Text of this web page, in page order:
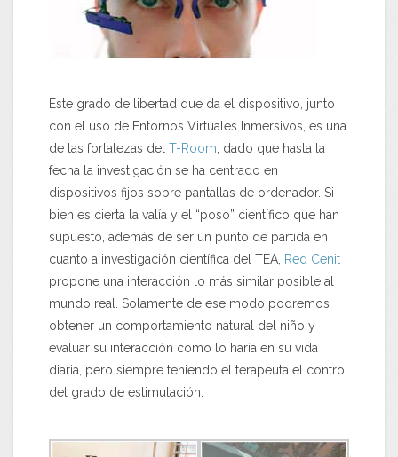
Este grado de libertad que da el dispositivo, junto
con el uso de Entornos Virtuales Inmersivos, es una
de las fortalezas del T-Room , dado que hasta la
fecha la investigación se ha centrado en
dispositivos fijos sobre pantallas de ordenador. Si
bien es cierta la valía y el “poso” científico que han
supuesto, además de ser un punto de partida en
cuanto a investigación científica del TEA, Red Cenit
propone una interacción lo más similar posible al
mundo real. Solamente de ese modo podremos
obtener un comportamiento natural del niño y
evaluar su interacción como lo haría en su vida
diaria, pero siempre teniendo el terapeuta el control
del grado de estimulación.